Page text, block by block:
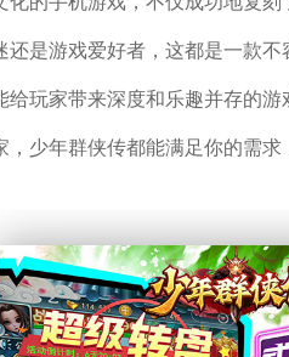
是游戏爱好者，这都是一款
玩家带来深度和乐趣并存的
少年群侠传都能满足你的需求